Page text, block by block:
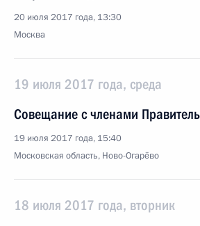
20 июля 2017 года, 13:30
Москва
19 июля 2017 года, среда
Совещание с членами
19 июля 2017 года, 15:40
Московская область, Ново-Огарёво
18 июля 2017 года, вторник